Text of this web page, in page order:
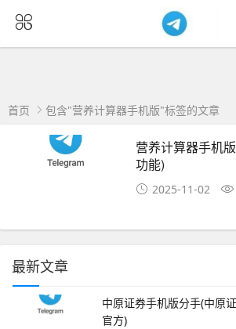
首页 包含"营养计算器手机版"标签的文章
营养计算器手机
功能)
2025-11-02
最新文章
中原证券手机版分手(中原
官方)